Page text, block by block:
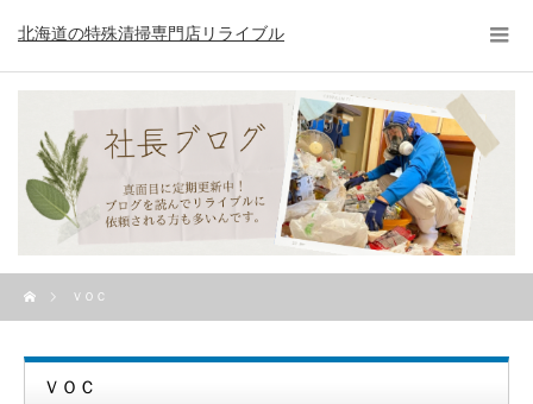
北海道の特殊清掃専門店リライブル
ＶＯＣ
ＶＯＣ